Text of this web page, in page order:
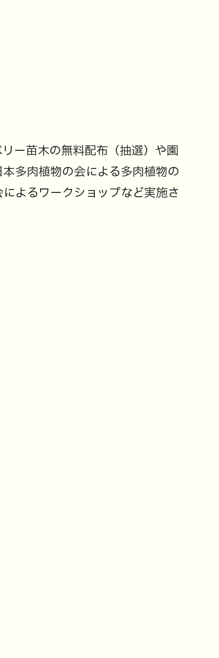
ー苗木の無料配布（抽選）や園
多肉植物の会による多肉植物の
よるワークショップなど実施さ